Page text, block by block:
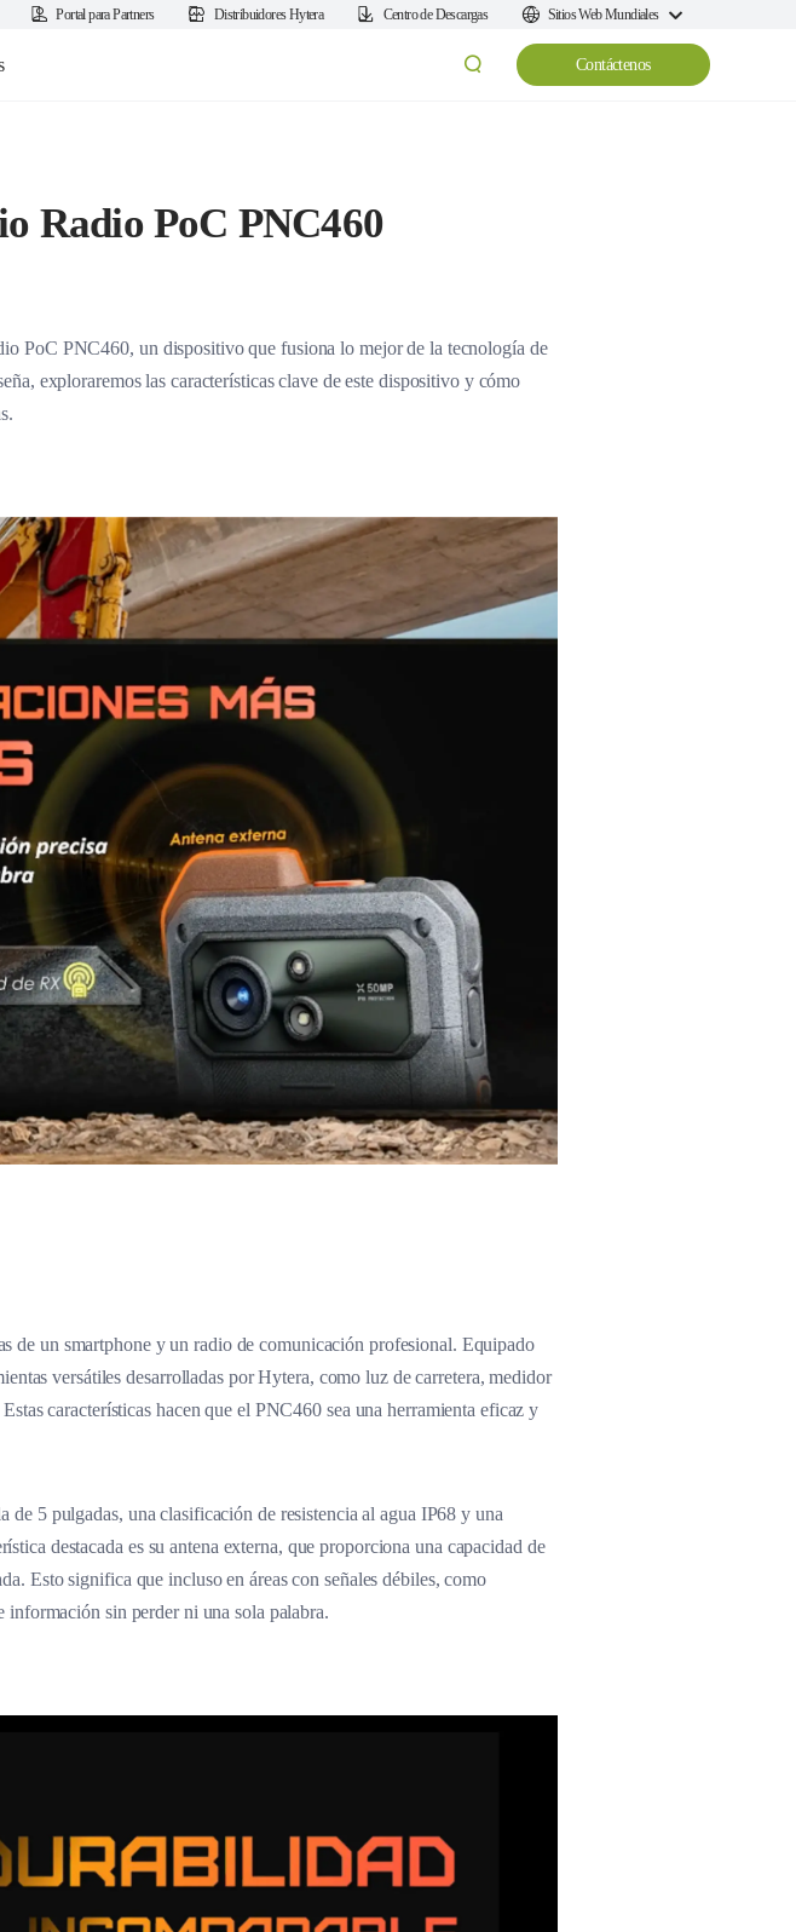
Portal para Partners Distribuidores Hytera Centro de Descargas Sitios Web Mundiales
Contáctenos
Radio PoC PNC460
PoC PNC460, un dispositivo que fusiona lo mejor de la tecnología de
exploraremos las características clave de este dispositivo y cómo
de un smartphone y un radio de comunicación profesional. Equipado
versátiles desarrolladas por Hytera, como luz de carretera, medidor
características hacen que el PNC460 sea una herramienta eficaz y
de 5 pulgadas, una clasificación de resistencia al agua IP68 y una
destacada es su antena externa, que proporciona una capacidad de
Esto significa que incluso en áreas con señales débiles, como
información sin perder ni una sola palabra.